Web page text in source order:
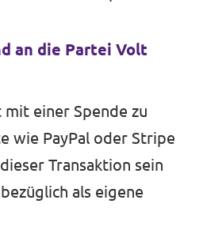
an die Partei Volt
einer Spende zu
wie PayPal oder Stripe
Transaktion sein
als eigene